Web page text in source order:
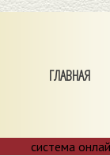
ГЛАВНАЯ
система